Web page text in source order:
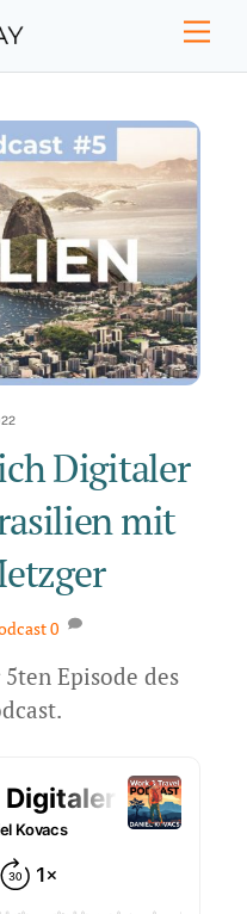
Digitaler
mit
0
Episode des